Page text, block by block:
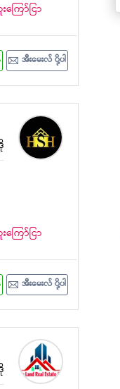
ြော်ငြာ
အီးမေးလ် ပို့ပါ
ြော်ငြာ
အီးမေးလ် ပို့ပါ